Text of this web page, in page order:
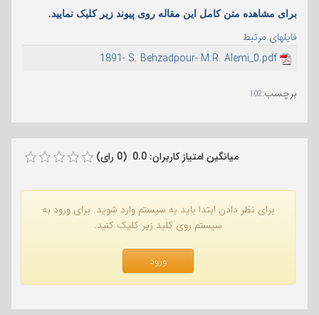
برای مشاهده متن کامل این مقاله روی پیوند زیر کلیک نمایید.
فایلهای مرتبط
1891- S. Behzadpour- M.R. Alemi_0.pdf
برچسب:
102
میانگین امتیاز کاربران: 0.0 (0 رای)
برای نظر دادن ابتدا باید به سیستم وارد شوید. برای ورود به
سیستم روی کلید زیر کلیک کنید.
ورود